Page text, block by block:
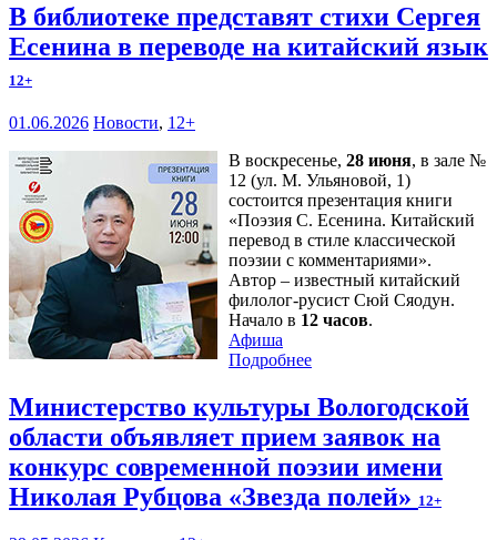
В библиотеке представят стихи Сергея
Есенина в переводе на китайский язык
12+
01.06.2026 Новости, 12+
В воскресенье, 28 июня, в зале №
12 (ул. М. Ульяновой, 1)
состоится презентация книги
«Поэзия С. Есенина. Китайский
перевод в стиле классической
поэзии с комментариями».
Автор – известный китайский
филолог-русист Сюй Сяодун.
Начало в 12 часов.
Афиша
Подробнее
Министерство культуры Вологодской
области объявляет прием заявок на
конкурс современной поэзии имени
Николая Рубцова «Звезда полей» 12+